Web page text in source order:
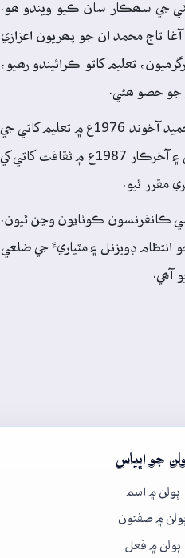
جي سھڪار سان ڪيو ويندو ھو.
جو چيئرمين رهيو. اھڙيءَ ريت آغا تاج محمد ان جو پھريون اعزازي
تعليم کاتو ڪرائيندو رهيو،
جو حصو ھئي.
پيار علي الانا جڏهن تعليم کاتي جو وزير ھو، تڏهن 1976ع ۾، تعليم کاتي اندر ثقافتي سيل قائم ڪيو ويو ۽ عبدالحميد آخوند 1976ع ۾ تعليم کاتي جي
ثقافتي سيل جو ڊائريڪٽر مقرر ڪيو ويو. عبدالحميد آخوند ان وقت کان وٺي ڌار ثقافت کاتي لاءِ جاکوڙ شروع ڪئي ۽ آخرڪار 1987ع ۾ ثقافت کاتي کي
مقرر ٿيو.
ڪانفرنسون ڪوٺايون وڃن ٿيون.
انتظام ڊويزنل ۽ مٽياريءَ جي ضلعي
آھي.
جو اڀياس
ٻولن ۾ اسم
۾ صفتون
ٻولن ۾ فعل